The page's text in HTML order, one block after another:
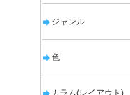
ジャンル
色
カラム(レイアウト)